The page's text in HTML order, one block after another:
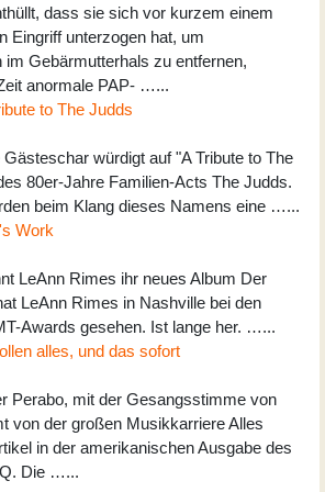
dass sie sich vor kurzem einem
Eingriff unterzogen hat, um
im Gebärmutterhals zu entfernen,
anormale PAP- …...
to The Judds
würdigt auf "A Tribute to The
80er-Jahre Familien-Acts The Judds.
beim Klang dieses Namens eine …...
Work
LeAnn Rimes ihr neues Album Der
LeAnn Rimes in Nashville bei den
Awards gesehen. Ist lange her. …...
alles, und das sofort
Perabo, mit der Gesangsstimme von
von der großen Musikkarriere Alles
in der amerikanischen Ausgabe des
Die …...